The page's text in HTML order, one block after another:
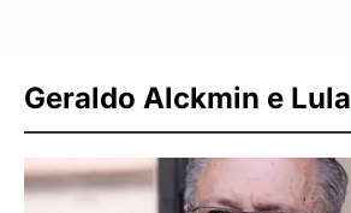
Geraldo Alckmin e Lula